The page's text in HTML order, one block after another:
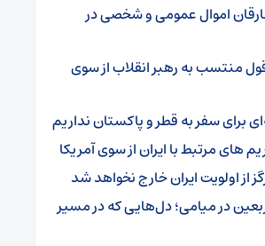
اموال عمومی و شخصی در
منتسب به رهبر انقلاب از سوی
برای سفر به قطر و پاکستان نداریم
های مرتبط با ایران از سوی آمریکا
از اولویت ایران خارج نخواهد شد
در میامی؛ دل‌هایی که در مسیر